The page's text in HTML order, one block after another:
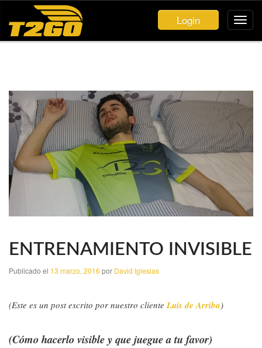
Login
ENTRENAMIENTO INVISIBLE
Publicado el 13 marzo, 2016 por David Iglesias
(Este es un post escrito por nuestro clienteLuis de Arriba)
(Cómo hacerlo visible y que juegue a tu favor)